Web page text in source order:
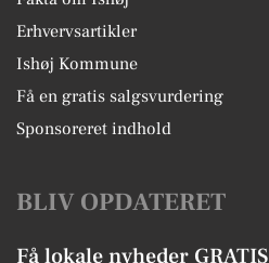
Erhvervsartikler
Ishøj Kommune
Få en gratis salgsvurdering
Sponsoreret indhold
BLIV OPDATERET
Få lokale nyheder GRATIS